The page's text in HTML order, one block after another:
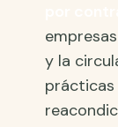
y la
prácticas